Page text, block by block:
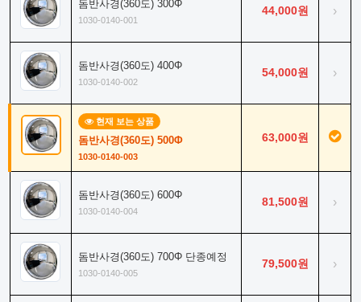
돔반사경(360도) 300Φ
1030-0140-001
44,000원 ›
돔반사경(360도) 400Φ
1030-0140-002
54,000원 ›
현재 보는 상품
돔반사경(360도) 500Φ
1030-0140-003
63,000원
돔반사경(360도) 600Φ
1030-0140-004
81,500원 ›
돔반사경(360도) 700Φ 단종예정
1030-0140-005
79,500원 ›